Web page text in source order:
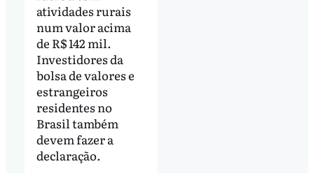
atividades rurais
num valor acima
de R$ 142 mil.
Investidores da
bolsa de valores e
estrangeiros
residentes no
Brasil também
devem fazer a
declaração.